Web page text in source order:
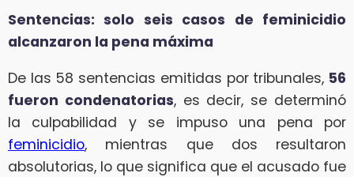
Sentencias: solo seis casos de feminicidio
alcanzaron la pena máxima
De las 58 sentencias emitidas por tribunales, 56
fueron condenatorias, es decir, se determinó
la culpabilidad y se impuso una pena por
feminicidio, mientras que dos resultaron
absolutorias, lo que significa que el acusado fue